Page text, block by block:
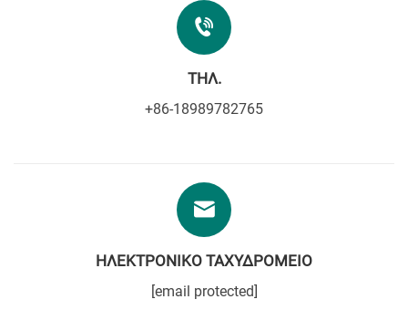
ΤΗΛ.
+86-18989782765
ΗΛΕΚΤΡΟΝΙΚΌ ΤΑΧΥΔΡΟΜΕΊΟ
[email protected]